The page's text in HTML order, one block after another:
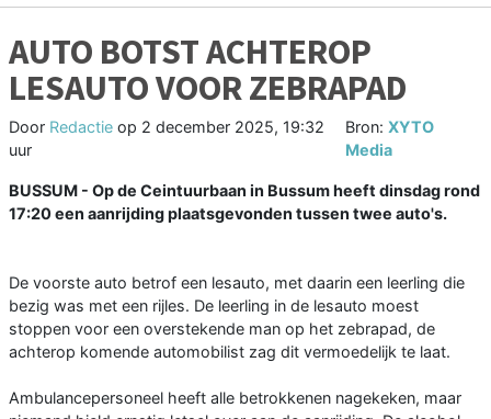
AUTO BOTST ACHTEROP
LESAUTO VOOR ZEBRAPAD
Door Redactie op 2 december 2025, 19:32
uur
Bron:XYTO
Media
BUSSUM - Op de Ceintuurbaan in Bussum heeft dinsdag rond
17:20 een aanrijding plaatsgevonden tussen twee auto's.
De voorste auto betrof een lesauto, met daarin een leerling die
bezig was met een rijles. De leerling in de lesauto moest
stoppen voor een overstekende man op het zebrapad, de
achterop komende automobilist zag dit vermoedelijk te laat.
Ambulancepersoneel heeft alle betrokkenen nagekeken, maar